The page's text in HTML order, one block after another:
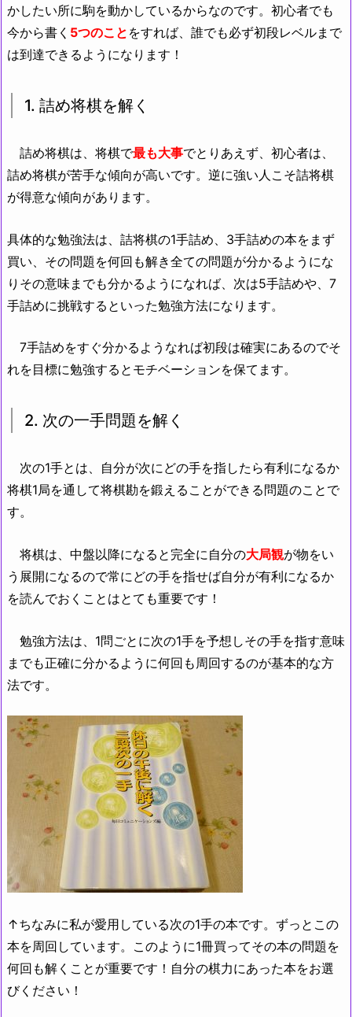
かしたい所に駒を動かしているからなのです。初心者でも
今から書く 5つのこと をすれば、誰でも必ず初段レベルまで
は到達できるようになります！
1. 詰め将棋を解く
詰め将棋は、将棋で最も大事でとりあえず、初心者は、
詰め将棋が苦手な傾向が高いです。逆に強い人こそ詰将棋
が得意な傾向があります。
具体的な勉強法は、詰将棋の1手詰め、3手詰めの本をまず
買い、その問題を何回も解き全ての問題が分かるようにな
りその意味までも分かるようになれば、次は5手詰めや、7
手詰めに挑戦するといった勉強方法になります。
7手詰めをすぐ分かるようなれば初段は確実にあるのでそ
れを目標に勉強するとモチベーションを保てます。
2. 次の一手問題を解く
次の1手とは、自分が次にどの手を指したら有利になるか
将棋1局を通して将棋勘を鍛えることができる問題のことで
す。
将棋は、中盤以降になると完全に自分の大局観が物をい
う展開になるので常にどの手を指せば自分が有利になるか
を読んでおくことはとても重要です！
勉強方法は、1問ごとに次の1手を予想しその手を指す意味
までも正確に分かるように何回も周回するのが基本的な方
法です。
↑ちなみに私が愛用している次の1手の本です。ずっとこの
本を周回しています。このように1冊買ってその本の問題を
何回も解くことが重要です！自分の棋力にあった本をお選
びください！